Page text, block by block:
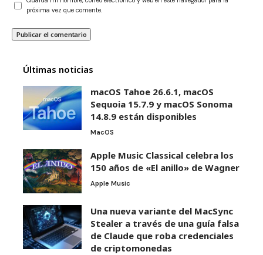
próxima vez que comente.
Últimas noticias
macOS Tahoe 26.6.1, macOS
Sequoia 15.7.9 y macOS Sonoma
14.8.9 están disponibles
MacOS
Apple Music Classical celebra los
150 años de «El anillo» de Wagner
Apple Music
Una nueva variante del MacSync
Stealer a través de una guía falsa
de Claude que roba credenciales
de criptomonedas